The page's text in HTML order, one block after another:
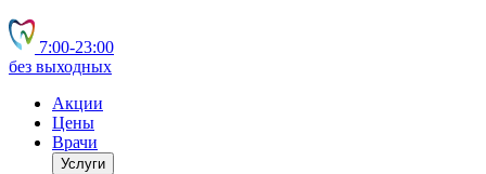
7:00‑23:00
без выходных
Акции
Цены
Врачи
Услуги